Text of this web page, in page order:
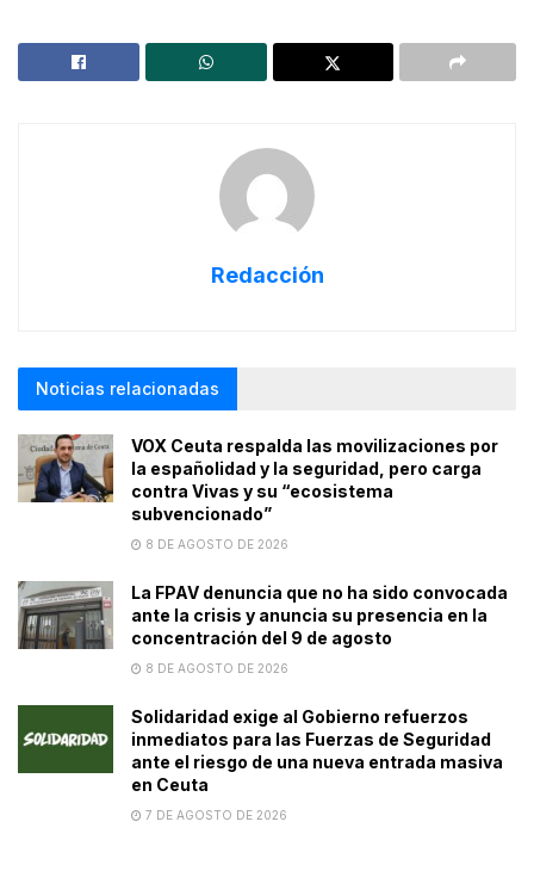
Redacción
Noticias relacionadas
VOX Ceuta respalda las movilizaciones por
la españolidad y la seguridad, pero carga
contra Vivas y su “ecosistema
subvencionado”
8 DE AGOSTO DE 2026
La FPAV denuncia que no ha sido convocada
ante la crisis y anuncia su presencia en la
concentración del 9 de agosto
8 DE AGOSTO DE 2026
Solidaridad exige al Gobierno refuerzos
inmediatos para las Fuerzas de Seguridad
ante el riesgo de una nueva entrada masiva
en Ceuta
7 DE AGOSTO DE 2026